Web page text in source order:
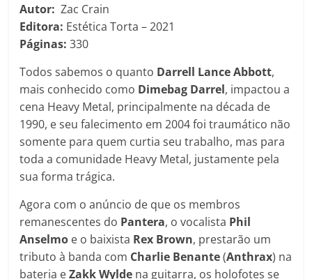
Autor: Zac Crain
Editora: Estética Torta – 2021
Páginas: 330
Todos sabemos o quanto Darrell Lance Abbott,
mais conhecido como Dimebag Darrel, impactou a
cena Heavy Metal, principalmente na década de
1990, e seu falecimento em 2004 foi traumático não
somente para quem curtia seu trabalho, mas para
toda a comunidade Heavy Metal, justamente pela
sua forma trágica.
Agora com o anúncio de que os membros
remanescentes do Pantera, o vocalista Phil
Anselmo e o baixista Rex Brown, prestarão um
tributo à banda com Charlie Benante(Anthrax) na
bateria eZakk Wylde na guitarra, os holofotes se